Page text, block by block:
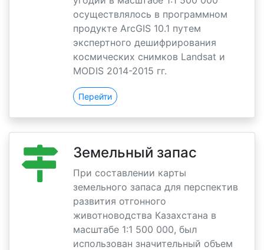
осуществлялось в программном
продукте ArcGIS 10.1 путем
экспертного дешифрирования
космических снимков Landsat и
MODIS 2014-2015 гг.
Перейти
Земельный запас
При составлении карты
земельного запаса для перспектив
развития отгонного
животноводства Казахстана в
масштабе 1:1 500 000, был
использован значительный объем